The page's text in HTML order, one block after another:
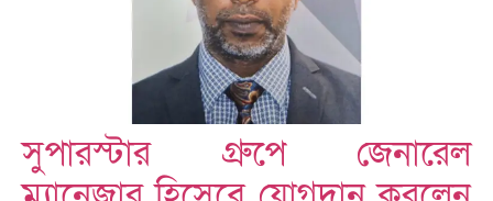
সুপারস্টার গ্রুপে জেনারেল